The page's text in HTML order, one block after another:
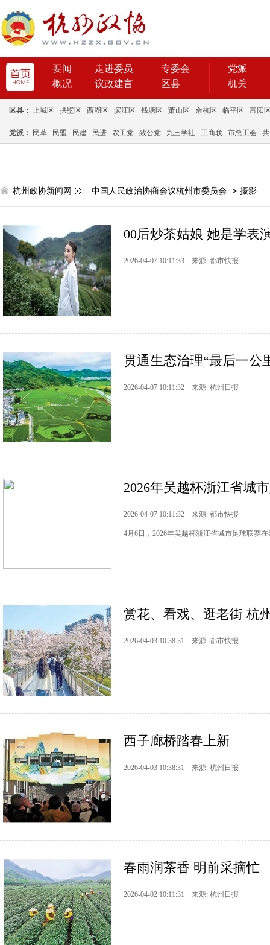
要闻 走进委员
专委会
概况
议政建言 区县
党派
机关
区县： 上城区 拱墅区 西湖区 滨江区 钱塘区 萧山区 余杭区 临平区 富阳
党派： 民革 民盟 民建 民进 农工党 致公党 九三学社 工商联 市总工会
杭州政协新闻网 中国人民政治协商会议杭州市委员会 > 摄影
00后炒茶姑娘 她是学表
2026-04-07 10:11:33 来源: 都市快报
贯通生态治理“最后一公
2026-04-07 10:11:32 来源: 杭州日报
2026年吴越杯浙江省城
2026-04-07 10:11:32 来源: 都市快报
4月6日，2026年吴越杯浙江省城市足球联赛
赏花、看戏、逛老街 杭
2026-04-03 10:38:31 来源: 都市快报
西子廊桥踏春上新
2026-04-03 10:38:31 来源: 杭州日报
春雨润茶香 明前采摘忙
2026-04-02 10:11:31 来源: 杭州日报